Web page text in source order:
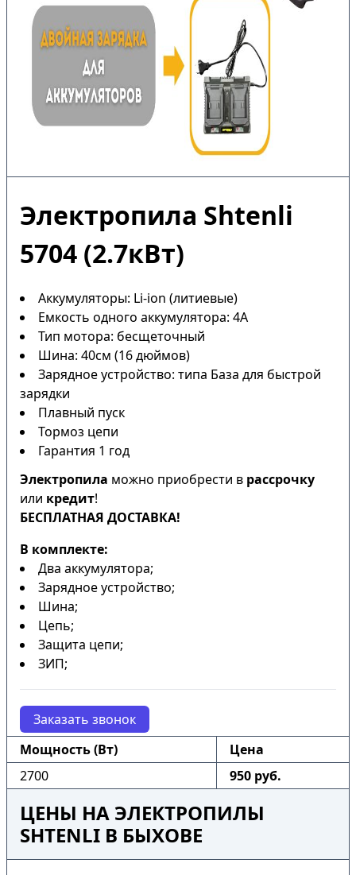
Электропила Shtenli
5704 (2.7кВт)
Аккумуляторы: Li-ion (литиевые)
Емкость одного аккумулятора: 4А
Тип мотора: бесщеточный
Шина: 40см (16 дюймов)
Зарядное устройство: типа База для быстрой
зарядки
Плавный пуск
Тормоз цепи
Гарантия 1 год
Электропила можно приобрести в рассрочку
или кредит!
БЕСПЛАТНАЯ ДОСТАВКА!
В комплекте:
Два аккумулятора;
Зарядное устройство;
Шина;
Цепь;
Защита цепи;
ЗИП;
Заказать звонок
Мощность (Вт)
Цена
2700
950 руб.
ЦЕНЫ НА ЭЛЕКТРОПИЛЫ
SHTENLI В БЫХОВЕ